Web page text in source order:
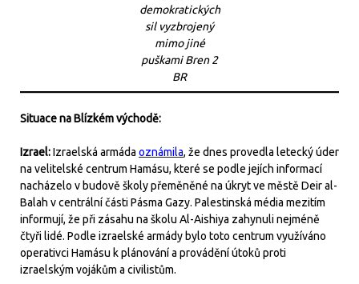
demokratických
sil vyzbrojený
mimo jiné
puškami Bren 2
BR
Situace na Blízkém východě:
Izrael:Izraelská armáda oznámila, že dnes provedla letecký úder
na velitelské centrum Hamásu, které se podle jejích informací
nacházelo v budově školy přeměněné na úkryt ve městě Deir al-
Balah v centrální části Pásma Gazy. Palestinská média mezitím
informují, že při zásahu na školu Al-Aishiya zahynuli nejméně
čtyři lidé. Podle izraelské armády bylo toto centrum využíváno
operativci Hamásu k plánování a provádění útoků proti
izraelským vojákům a civilistům.